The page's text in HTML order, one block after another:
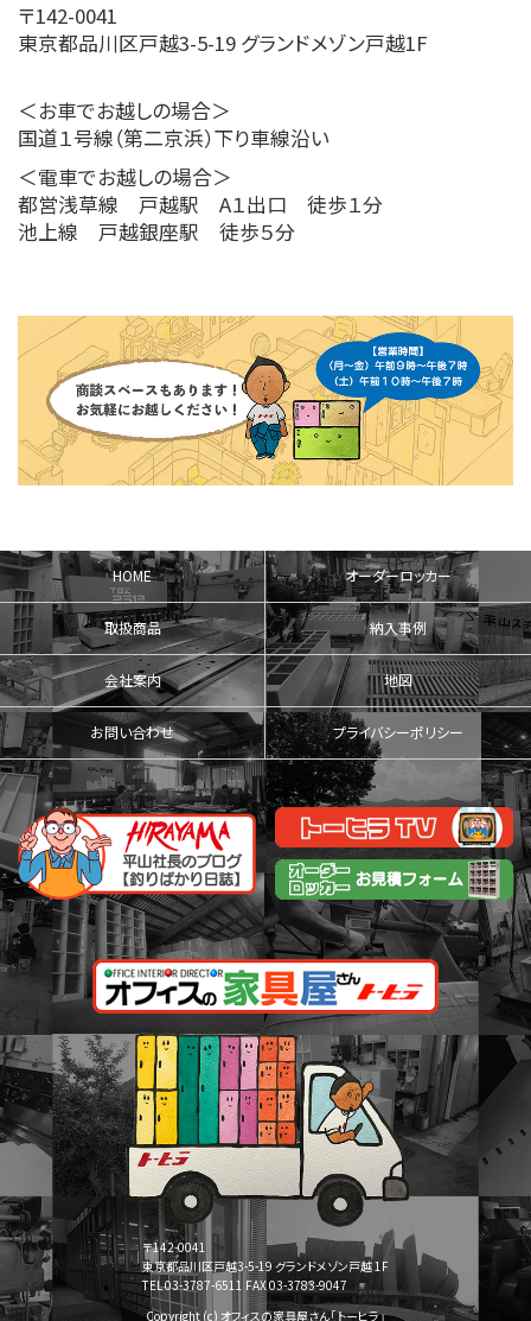
〒142-0041
東京都品川区戸越3-5-19 グランドメゾン戸越1F
＜お車でお越しの場合＞
国道１号線（第二京浜）下り車線沿い
＜電車でお越しの場合＞
都営浅草線 戸越駅 A１出口 徒歩１分
池上線 戸越銀座駅 徒歩５分
HOME オーダーロッカー
取扱商品 納入事例
会社案内 地図
お問い合わせ プライバシーポリシー
〒142-0041
東京都品川区戸越3-5-19 グランドメゾン戸越 1F
TEL 03-3787-6511 FAX 03-3783-9047
Copyright (c) オフィスの家具屋さん「トーヒラ」